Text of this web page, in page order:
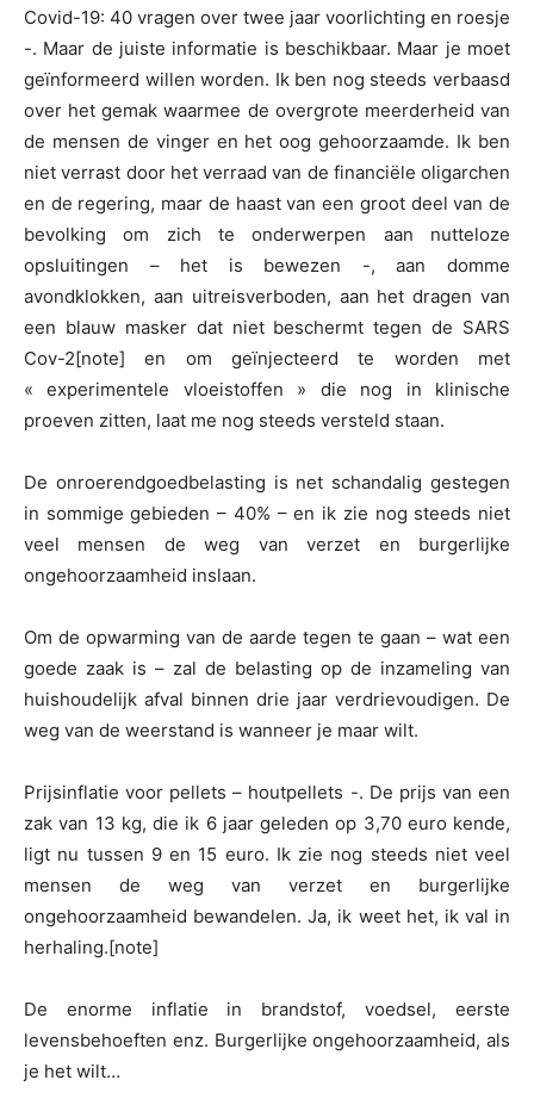
Covid-19: 40 vragen over twee jaar voorlichting en roesje
-. Maar de juiste informatie is beschikbaar. Maar je moet
geïnformeerd willen worden. Ik ben nog steeds verbaasd
over het gemak waarmee de overgrote meerderheid van
de mensen de vinger en het oog gehoorzaamde. Ik ben
niet verrast door het verraad van de financiële oligarchen
en de regering, maar de haast van een groot deel van de
bevolking om zich te onderwerpen aan nutteloze
opsluitingen – het is bewezen -, aan domme
avondklokken, aan uitreisverboden, aan het dragen van
een blauw masker dat niet beschermt tegen de SARS
Cov-2[note] en om geïnjecteerd te worden met
« experimentele vloeistoffen » die nog in klinische
proeven zitten, laat me nog steeds versteld staan.
De onroerendgoedbelasting is net schandalig gestegen
in sommige gebieden – 40% – en ik zie nog steeds niet
veel mensen de weg van verzet en burgerlijke
ongehoorzaamheid inslaan.
Om de opwarming van de aarde tegen te gaan – wat een
goede zaak is – zal de belasting op de inzameling van
huishoudelijk afval binnen drie jaar verdrievoudigen. De
weg van de weerstand is wanneer je maar wilt.
Prijsinflatie voor pellets – houtpellets -. De prijs van een
zak van 13 kg, die ik 6 jaar geleden op 3,70 euro kende,
ligt nu tussen 9 en 15 euro. Ik zie nog steeds niet veel
mensen de weg van verzet en burgerlijke
ongehoorzaamheid bewandelen. Ja, ik weet het, ik val in
herhaling.[note]
De enorme inflatie in brandstof, voedsel, eerste
levensbehoeften enz. Burgerlijke ongehoorzaamheid, als
je het wilt…